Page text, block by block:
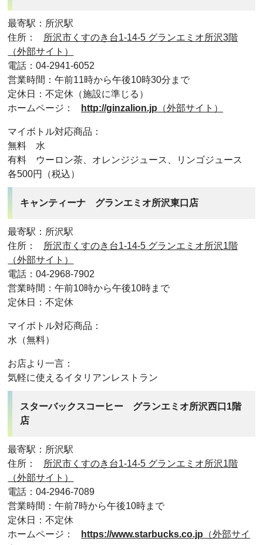
最寄駅：所沢駅
住所：
所沢市くすのき台1-14-5 グランエミオ所沢3階
（外部サイト）
電話：04-2941-6052
営業時間：午前11時から午後10時30分まで
定休日：不定休（施設に準じる）
ホームページ：
http://ginzalion.jp （外部サイト）
マイボトル対応商品：
無料 水
有料 ウーロン茶、オレンジジュース、リンゴジュース
各500円（税込）
キャンティーナ グランエミオ所沢東口店
最寄駅：所沢駅
住所：
所沢市くすのき台1-14-5 グランエミオ所沢1階
（外部サイト）
電話：04-2968-7902
営業時間：午前10時から午後10時まで
定休日：不定休
マイボトル対応商品：
水（無料）
お店より一言：
気軽に使えるイタリアンレストラン
スターバックスコーヒー グランエミオ所沢西口1階
店
最寄駅：所沢駅
住所：
所沢市くすのき台1-14-5 グランエミオ所沢1階
（外部サイト）
電話：04-2946-7089
営業時間：午前7時から午後10時まで
定休日：不定休
ホームページ：
https://www.starbucks.co.jp （外部サイ